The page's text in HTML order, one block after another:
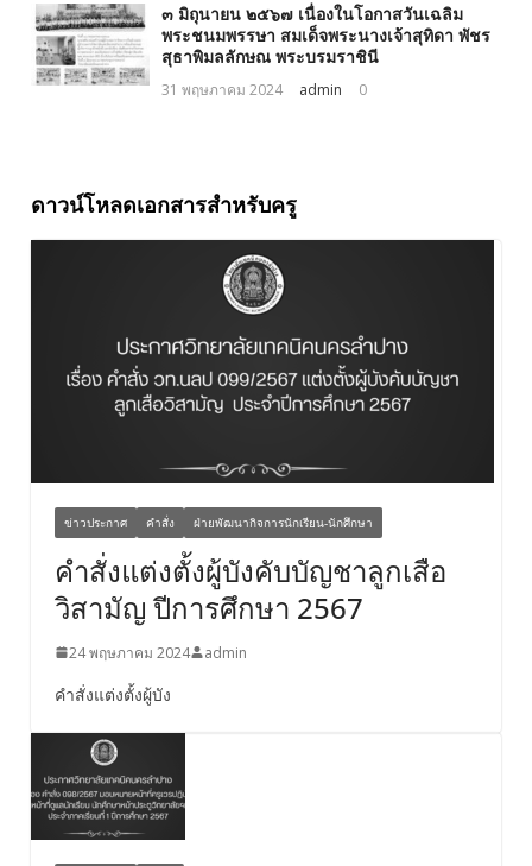
๓ มิถุนายน ๒๕๖๗ เนื่องในโอกาสวันเฉลิม
พระชนมพรรษา สมเด็จพระนางเจ้าสุทิดา พัชร
สุธาพิมลลักษณ พระบรมราชินี
31 พฤษภาคม 2024 admin 0
ดาวน์โหลดเอกสารสำหรับครู
ข่าวประกาศ คำสั่ง ฝ่ายพัฒนากิจการนักเรียน-นักศึกษา
คำสั่งแต่งตั้งผู้บังคับบัญชาลูกเสือ
วิสามัญ ปีการศึกษา 2567
24 พฤษภาคม 2024 admin
คำสั่งแต่งตั้งผู้บัง